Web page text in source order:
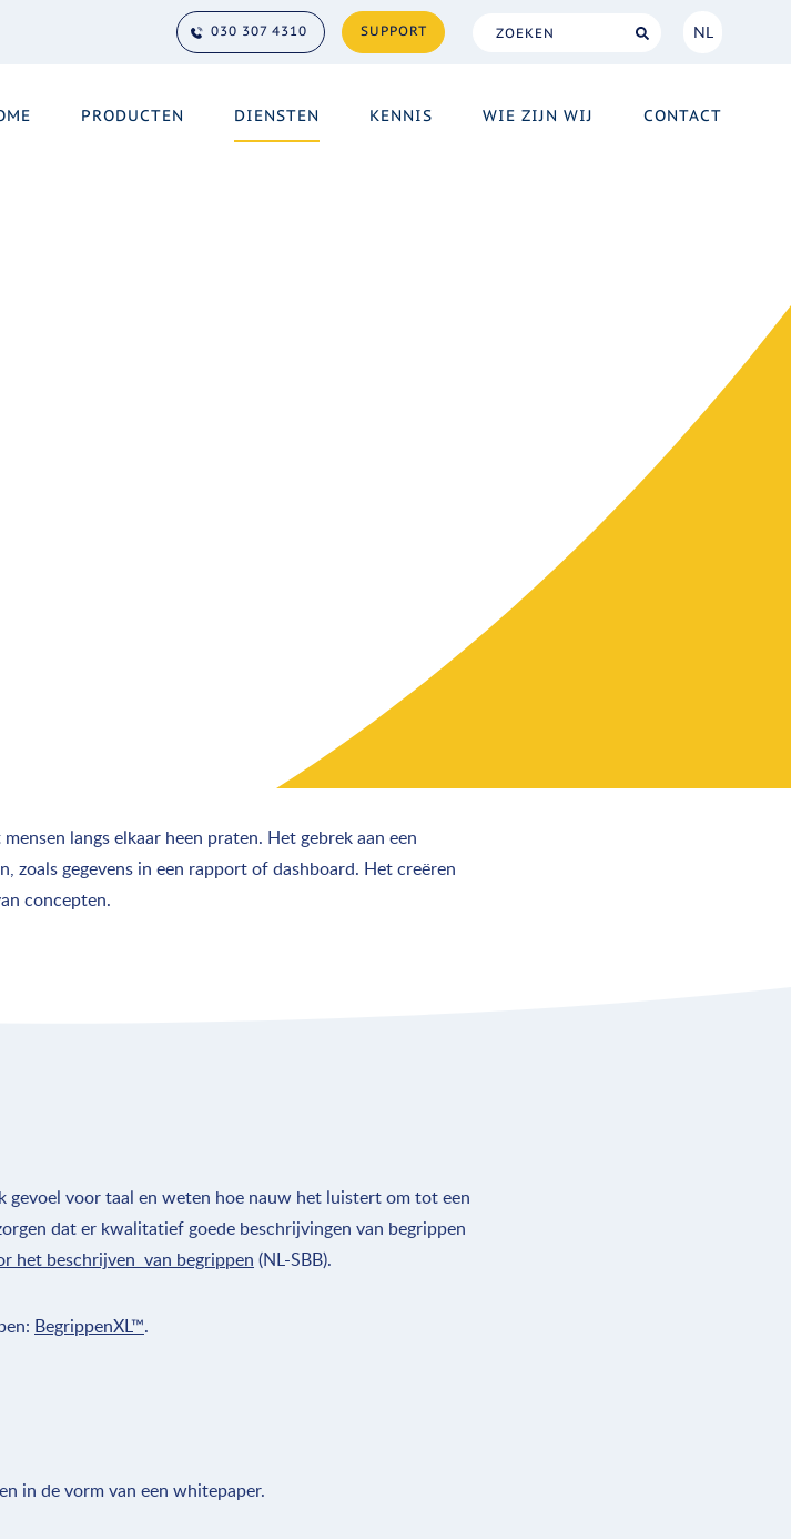
030 307 4310 SUPPORT NL
EN
PRODUCTEN DIENSTEN KENNIS WIE ZIJN WIJ CONTACT
langs elkaar heen praten. Het gebrek aan een
zoals gegevens in een rapport of dashboard. Het creëren
concepten.
gevoel voor taal en weten hoe nauw het luistert om tot een
dat er kwalitatief goede beschrijvingen van begrippen
het beschrijven van begrippen (NL-SBB).
BegrippenXL™.
in de vorm van een whitepaper.